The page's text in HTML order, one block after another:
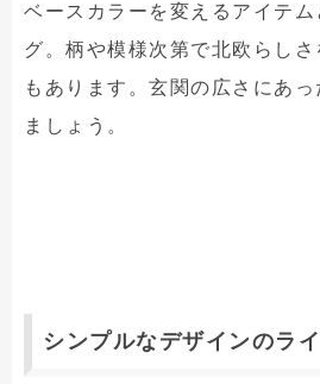
ベースカラーを変えるアイテム
グ。柄や模様次第で北欧らし
もあります。玄関の広さにあ
ましょう。
シンプルなデザインのラ